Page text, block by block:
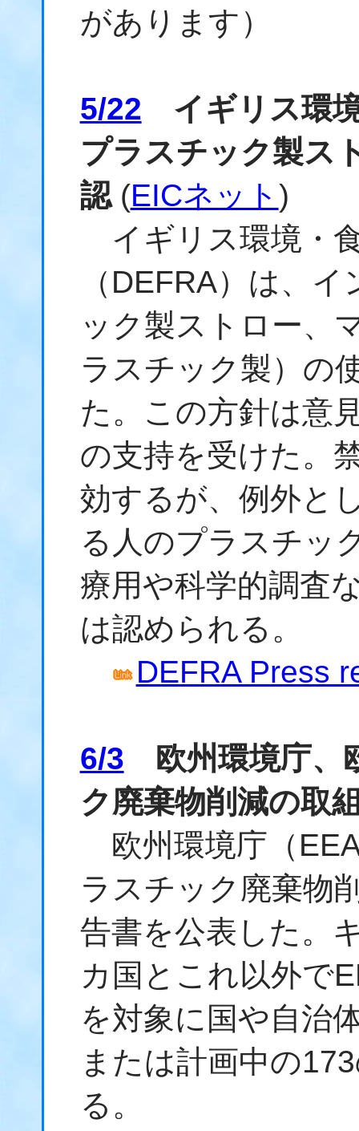
があります）
5/22 イギリス環
プラスチック製ス
認(EICネット )
イギリス環境・
（DEFRA）は、
ック製ストロー、
ラスチック製）の
た。この方針は意
の支持を受けた。
効するが、例外と
る人のプラスチッ
療用や科学的調査
は認められる。
DEFRA Press
6/3 欧州環境庁、
ク廃棄物削減の取
欧州環境庁（
ラスチック廃棄物
告書を公表した。
カ国とこれ以外で
を対象に国や自治
または計画中の
る。